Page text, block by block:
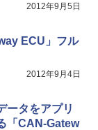
2012年9月5日
ECU」フル
2012年9月4日
ータをアプリ
「CAN-Gatew